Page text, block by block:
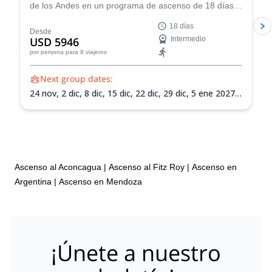
de los Andes en un programa de ascenso de 18 días
¡el pico más alto de Sudamérica!
Desde
USD 5946
por persona para 8 viajeros
18 días
Intermedio
Next group dates:
24 nov, 2 dic, 8 dic, 15 dic, 22 dic, 29 dic, 5 ene 2027,
Ascenso al Aconcagua | Ascenso al Fitz Roy | Ascenso en
Argentina | Ascenso en Mendoza
¡Únete a nuestro